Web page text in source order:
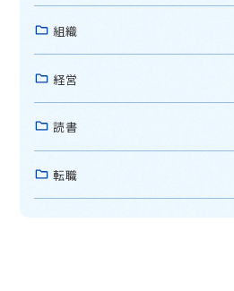
組織
経営
読書
転職